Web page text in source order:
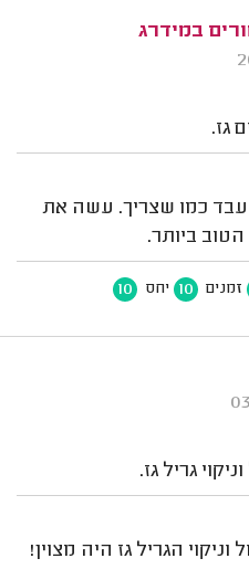
במידרג
גז.
כמו שצריך. עשה את
ביותר.
זמנים 10 יחס 10
גריל גז.
הגריל גז היה מצוין!